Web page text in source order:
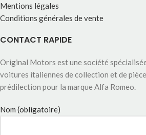
Mentions légales
Conditions générales de vente
CONTACT RAPIDE
Original Motors est une société
voitures italiennes de collection et de
prédilection pour la marque Alfa Romeo.
Nom (obligatoire)